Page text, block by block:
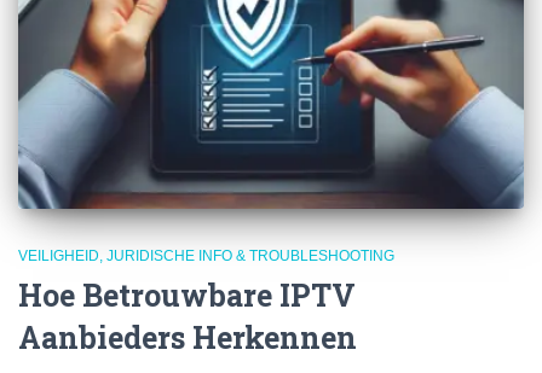
VEILIGHEID, JURIDISCHE INFO & TROUBLESHOOTING
Hoe Betrouwbare IPTV
Aanbieders Herkennen